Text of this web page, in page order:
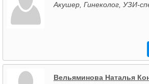
Акушер, Гинеколог, УЗИ-
Вельяминова Наталья